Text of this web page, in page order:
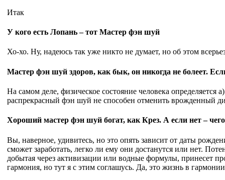
Итак
У кого есть Лопань – тот Мастер фэн шуй
Хо-хо. Ну, надеюсь так уже никто не думает, но об этом
Мастер фэн шуй здоров, как бык, он никогда не болеет.
На самом деле, физическое состояние человека
распрекрасный фэн шуй не способен отменить врожденный
Хороший мастер фэн шуй богат, как Крез. А если нет –
Вы, наверное, удивитесь, но это опять зависит от даты
сможет заработать, легко ли ему они достанутся или нет.
добытая через активизации или водные формулы, принесет
гармония, но тут я с этим соглашусь. Да, это жизнь в